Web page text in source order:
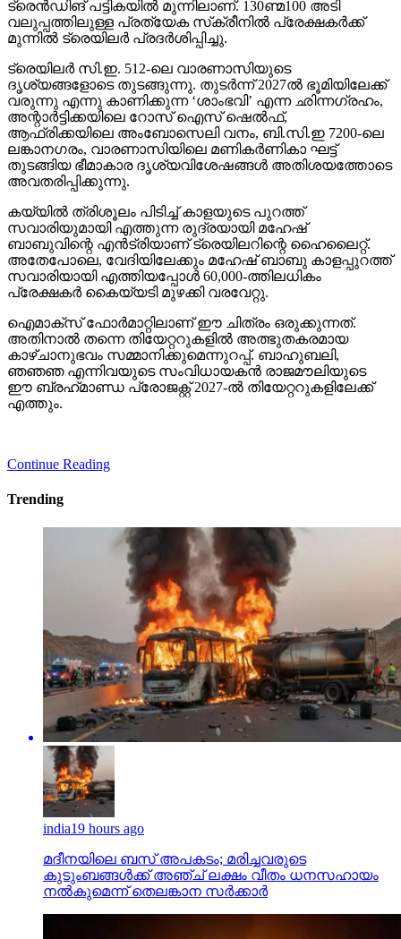
ട്രെന്‍ഡിങ് പട്ടികയില്‍ മുന്നിലാണ്. 130ണ്മ100 അടി
വലുപ്പത്തിലുള്ള പ്രത്യേക സ്‌ക്രീനില്‍ പ്രേക്ഷകര്‍ക്ക്
മുന്നില്‍ ട്രെയിലര്‍ പ്രദര്‍ശിപ്പിച്ചു.
ട്രെയിലര്‍ സി.ഇ. 512-ലെ വാരണാസിയുടെ
ദൃശ്യങ്ങളോടെ തുടങ്ങുന്നു. തുടര്‍ന്ന് 2027ല്‍ ഭൂമിയിലേക്ക്
വരുന്നു എന്നു കാണിക്കുന്ന ‘ശാംഭവി’ എന്ന ഛിന്നഗ്രഹം,
അന്റാര്‍ട്ടിക്കയിലെ റോസ് ഐസ് ഷെല്‍ഫ്,
ആഫ്രിക്കയിലെ അംബോസെലി വനം, ബി.സി.ഇ 7200-ലെ
ലങ്കാനഗരം, വാരണാസിയിലെ മണികര്‍ണികാ ഘട്ട്
തുടങ്ങിയ ഭീമാകാര ദൃശ്യവിശേഷങ്ങള്‍ അതിശയത്തോടെ
അവതരിപ്പിക്കുന്നു.
കയ്യില്‍ ത്രിശൂലം പിടിച്ച് കാളയുടെ പുറത്ത്
സവാരിയുമായി എത്തുന്ന രുദ്രയായി മഹേഷ്
ബാബുവിന്റെ എന്‍ട്രിയാണ് ട്രെയിലറിന്റെ ഹൈലൈറ്റ്.
അതേപോലെ, വേദിയിലേക്കും മഹേഷ് ബാബു കാളപ്പുറത്ത്
സവാരിയായി എത്തിയപ്പോള്‍ 60,000-ത്തിലധികം
പ്രേക്ഷകര്‍ കൈയ്യടി മുഴക്കി വരവേറ്റു.
ഐമാക്‌സ് ഫോര്‍മാറ്റിലാണ് ഈ ചിത്രം ഒരുക്കുന്നത്.
അതിനാല്‍ തന്നെ തിയേറ്ററുകളില്‍ അത്ഭുതകരമായ
കാഴ്ചാനുഭവം സമ്മാനിക്കുമെന്നുറപ്പ്. ബാഹുബലി,
ഞഞഞ എന്നിവയുടെ സംവിധായകന്‍ രാജമൗലിയുടെ
ഈ ബ്രഹ്‌മാണ്ഡ പ്രോജക്റ്റ് 2027-ല്‍ തിയേറ്ററുകളിലേക്ക്
എത്തും.
Continue Reading
Trending
india19 hours ago
മദീനയിലെ ബസ് അപകടം; മരിച്ചവരുടെ
കുടുംബങ്ങള്‍ക്ക് അഞ്ച് ലക്ഷം വീതം ധനസഹായം
നല്‍കുമെന്ന് തെലങ്കാന സര്‍ക്കാര്‍